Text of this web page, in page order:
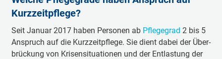
Kurz­zeit­pfle­ge?
Seit Ja­nu­ar 2017 ha­ben Per­so­nen ab Pfle­ge­grad 2 bis 5
An­spruch auf die Kurz­zeit­pfle­ge. Sie dient da­bei der Über­
brü­ckung von Kri­sen­si­tua­tio­nen und der Ent­las­tung der